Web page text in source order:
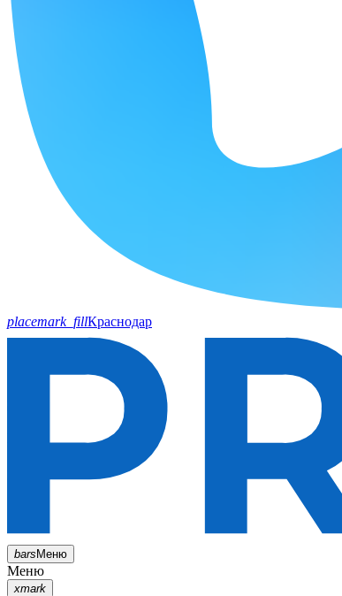
placemark_fillКраснодар
barsМеню
Меню
xmark